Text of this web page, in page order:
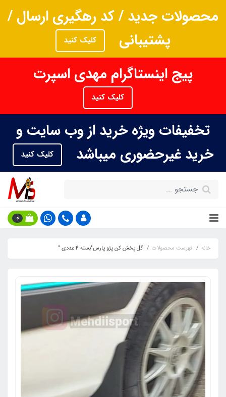
محصولات جدید / کد رهگیری ارسال /
پشتیبانی
کلیک کنید
پیج اینستاگرام مهدی اسپرت
کلیک کنید
تخفیفات ویژه خرید از وب سایت و
خرید غیرحضوری میباشد
کلیک کنید
0
خانه فهرست محصولات گل پخش کن پژو پارس"بسته 4 عددی "